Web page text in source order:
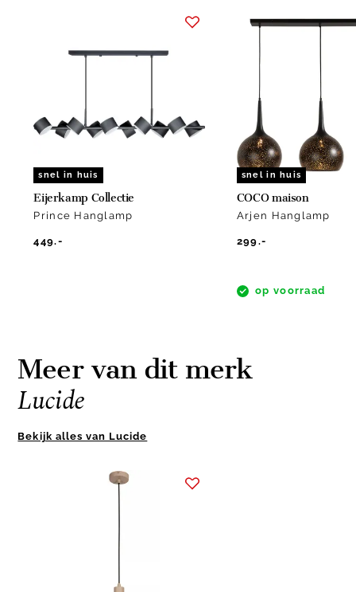
snel in huis
Eijerkamp Collectie
Prince Hanglamp
449.-
snel in huis
COCO maison
Arjen Hanglamp
299.-
op voorraad
Meer van dit merk
Lucide
Bekijk alles van Lucide